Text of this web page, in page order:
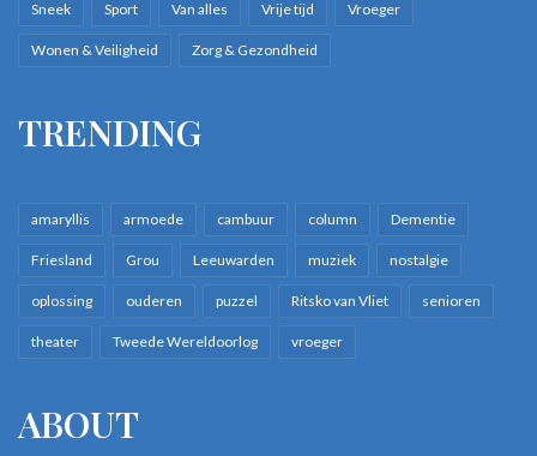
Sneek Sport Van alles Vrije tijd Vroeger
Wonen & Veiligheid Zorg & Gezondheid
TRENDING
amaryllis armoede cambuur column Dementie
Friesland Grou Leeuwarden muziek nostalgie
oplossing ouderen puzzel Ritsko van Vliet senioren
theater Tweede Wereldoorlog vroeger
ABOUT